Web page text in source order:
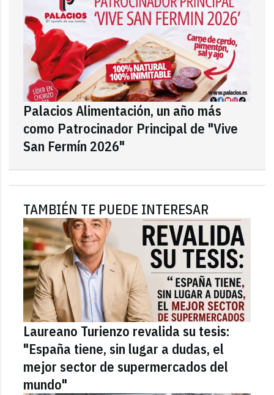
Palacios Alimentación, un año más
como Patrocinador Principal de "Vive
San Fermín 2026"
TAMBIÉN TE PUEDE INTERESAR
Laureano Turienzo revalida su tesis:
"España tiene, sin lugar a dudas, el
mejor sector de supermercados del
mundo"